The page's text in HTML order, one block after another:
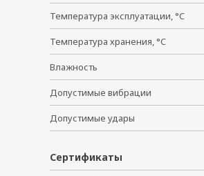
Температура эксплуатации, °C
Температура хранения, °C
Влажность
Допустимые вибрации
Допустимые удары
Сертификаты